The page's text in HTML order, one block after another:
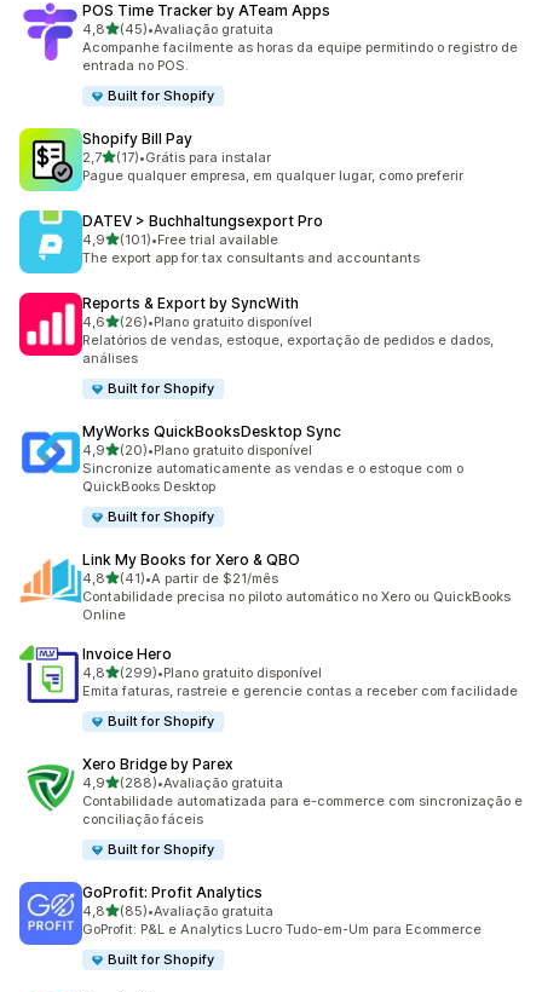
POS Time Tracker by ATeam Apps
4,8de 5 estrelas
(45)
45 avaliações ao todo
•Avaliação gratuita
Acompanhe facilmente as horas da equipe permitindo o registro de
entrada no POS.
Built for Shopify
Shopify Bill Pay
2,7de 5 estrelas
(17)
17 avaliações ao todo
•Grátis para instalar
Pague qualquer empresa, em qualquer lugar, como preferir
DATEV > Buchhaltungsexport Pro
4,9de 5 estrelas
(101)
101 avaliações ao todo
•Free trial available
The export app for tax consultants and accountants
Reports & Export by SyncWith
4,6de 5 estrelas
(26)
26 avaliações ao todo
•Plano gratuito disponível
Relatórios de vendas, estoque, exportação de pedidos e dados,
análises
Built for Shopify
MyWorks QuickBooksDesktop Sync
4,9de 5 estrelas
(20)
20 avaliações ao todo
•Plano gratuito disponível
Sincronize automaticamente as vendas e o estoque com o
QuickBooks Desktop
Built for Shopify
Link My Books for Xero & QBO
4,8de 5 estrelas
(41)
41 avaliações ao todo
•A partir de $21/mês
Contabilidade precisa no piloto automático no Xero ou QuickBooks
Online
Invoice Hero
4,8de 5 estrelas
(299)
299 avaliações ao todo
•Plano gratuito disponível
Emita faturas, rastreie e gerencie contas a receber com facilidade
Built for Shopify
Xero Bridge by Parex
4,9de 5 estrelas
(288)
288 avaliações ao todo
•Avaliação gratuita
Contabilidade automatizada para e-commerce com sincronização e
conciliação fáceis
Built for Shopify
GoProfit: Profit Analytics
4,8de 5 estrelas
(85)
85 avaliações ao todo
•Avaliação gratuita
GoProfit: P&L e Analytics Lucro Tudo-em-Um para Ecommerce
Built for Shopify